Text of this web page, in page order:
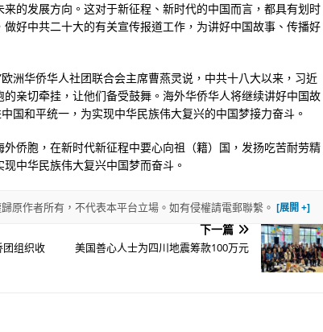
的发展方向。这对于新征程、新时代的中国而言，都具有划时
好中共二十大的有关宣传报道工作，为讲好中国故事、传播好
洲华侨华人社团联合会主席曹燕灵说，中共十八大以来，习近
亲切牵挂，让他们备受鼓舞。海外华侨华人将继续讲好中国故
国和平统一，为实现中华民族伟大复兴的中国梦接力奋斗。
侨胞，在新时代新征程中要心向祖（籍）国，发扬吃苦耐劳精
中华民族伟大复兴中国梦而奋斗。
作者所有，不代表本平台立場。如有侵權請電郵聯繫。
组织收
下一篇
美国善心人士为四川地震筹款100万元